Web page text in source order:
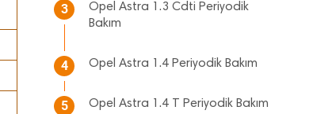
3
Opel Astra 1.3 Cdti Periyodik
Bakım
4 Opel Astra 1.4 Periyodik Bakım
5 Opel Astra 1.4 T Periyodik Bakım